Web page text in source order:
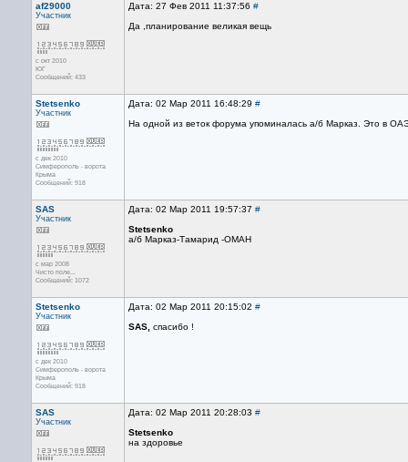
af29000
Участник
с окт 2010
ЮГ
Сообщений: 433
Дата: 27 Фев 2011 11:37:56 #
Да ,планирование великая вещь
Stetsenko
Участник
с дек 2010
Симферополь - ворота
Крыма
Сообщений: 918
Дата: 02 Мар 2011 16:48:29 #
На одной из веток форума упоминалась а/б Марказ. Это в
SAS
Участник
с мар 2008
Чисто поле...
Сообщений: 1072
Дата: 02 Мар 2011 19:57:37 #
Stetsenko
а/б Марказ-Тамарид -ОМАН
Stetsenko
Участник
с дек 2010
Симферополь - ворота
Крыма
Сообщений: 918
Дата: 02 Мар 2011 20:15:02 #
SAS, спасибо !
SAS
Участник
Дата: 02 Мар 2011 20:28:03 #
Stetsenko
на здоровье